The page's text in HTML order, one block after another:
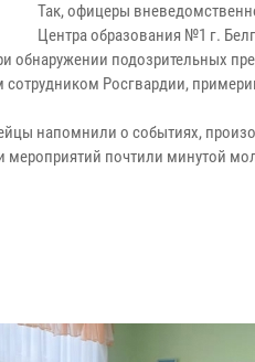
Так, офицеры
Центра образования №1 г.
обнаружении подозрительных
сотрудником Росгвардии,
напомнили о событиях,
мероприятий почтили минутой